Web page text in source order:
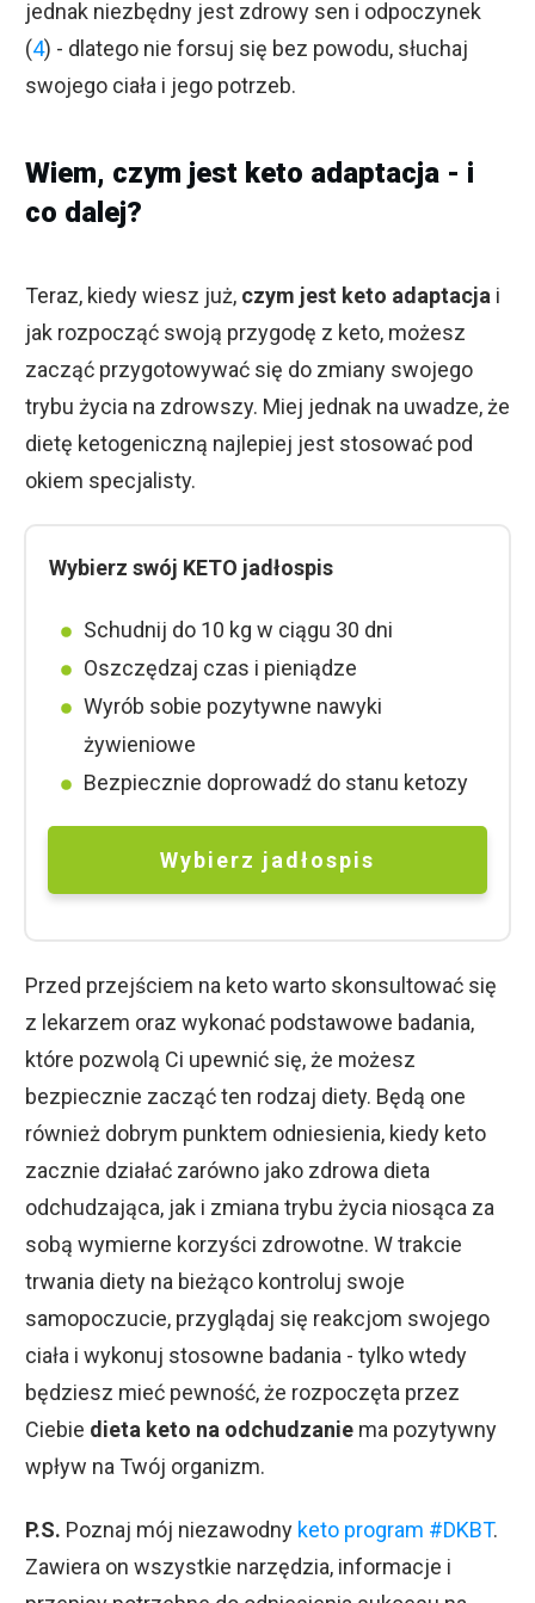
jednak niezbędny jest zdrowy sen i odpoczynek
(4) - dlatego nie forsuj się bez powodu, słuchaj
swojego ciała i jego potrzeb.
Wiem, czym jest keto adaptacja - i
co dalej?
Teraz, kiedy wiesz już, czym jest keto adaptacja i
jak rozpocząć swoją przygodę z keto, możesz
zacząć przygotowywać się do zmiany swojego
trybu życia na zdrowszy. Miej jednak na uwadze, że
dietę ketogeniczną najlepiej jest stosować pod
okiem specjalisty.
Wybierz swój KETO jadłospis
Schudnij do 10 kg w ciągu 30 dni
Oszczędzaj czas i pieniądze
Wyrób sobie pozytywne nawyki
żywieniowe
Bezpiecznie doprowadź do stanu ketozy
Wybierz jadłospis
Przed przejściem na keto warto skonsultować się
z lekarzem oraz wykonać podstawowe badania,
które pozwolą Ci upewnić się, że możesz
bezpiecznie zacząć ten rodzaj diety. Będą one
również dobrym punktem odniesienia, kiedy keto
zacznie działać zarówno jako zdrowa dieta
odchudzająca, jak i zmiana trybu życia niosąca za
sobą wymierne korzyści zdrowotne. W trakcie
trwania diety na bieżąco kontroluj swoje
samopoczucie, przyglądaj się reakcjom swojego
ciała i wykonuj stosowne badania - tylko wtedy
będziesz mieć pewność, że rozpoczęta przez
Ciebie dieta keto na odchudzanie ma pozytywny
wpływ na Twój organizm.
P.S. Poznaj mój niezawodny keto program #DKBT.
Zawiera on wszystkie narzędzia, informacje i